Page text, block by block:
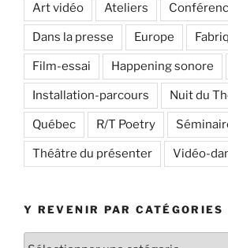
Art vidéo Ateliers
Dans la presse Europe
Film-essai Happening sonore
Installation-parcours Nuit du
Québec R/T Poetry
Théâtre du présenter Vidéo-
Y REVENIR PAR CATÉGORIES
Y